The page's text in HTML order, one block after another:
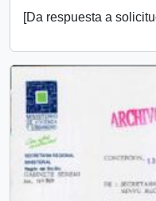
[Da respuesta a